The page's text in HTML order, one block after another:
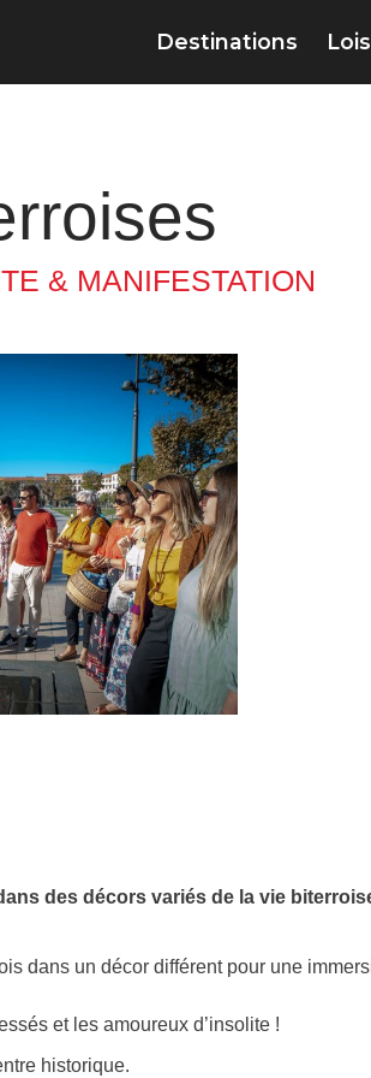
Destinations
& MANIFESTATION
des décors variés de la vie
dans un décor différent pour une
et les amoureux d’insolite !
historique.